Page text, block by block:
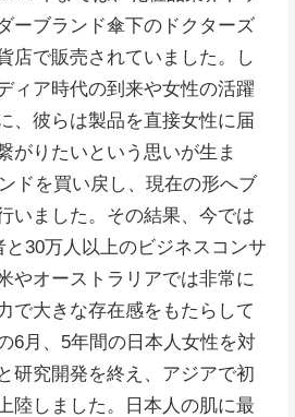
ーブランド傘下のドクターズ
店で販売されていました。し
ィア時代の到来や女性の活躍
、彼らは製品を直接女性に届
がりたいという思いが生ま
ドを買い戻し、現在の形へブ
いました。その結果、今では
30万人以上のビジネスコンサ
やオーストラリアでは非常に
で大きな存在感をもたらして
6月、5年間の日本人女性を対
研究開発を終え、アジアで初
陸しました。日本人の肌に最